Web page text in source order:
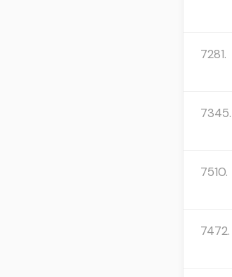
7281.
7345.
7510.
7472.